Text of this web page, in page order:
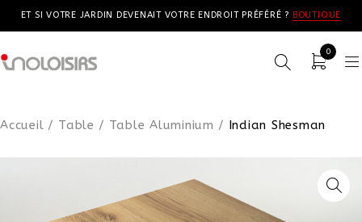
ET SI VOTRE JARDIN DEVENAIT VOTRE ENDROIT PRÉFÉRÉ ? BOUTIQUE
0
Accueil / Table / Table Aluminium / Indian Shesman